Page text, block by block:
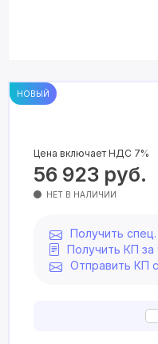
НОВЫЙ
Цена включает НДС 7%
56 923 руб.
НЕТ В НАЛИЧИИ
Получить
Получить КП за
Отправить КП